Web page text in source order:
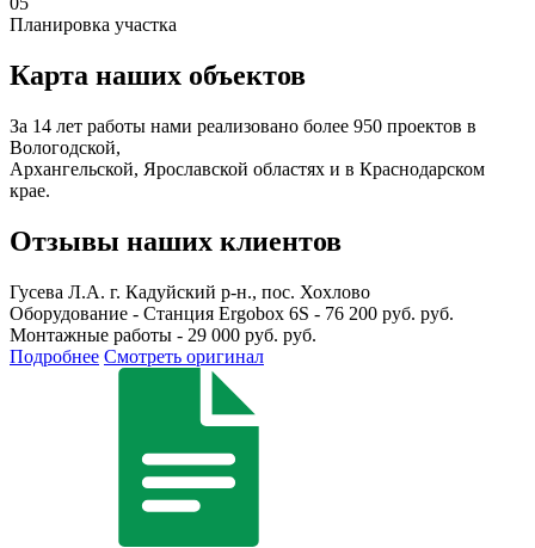
Планировка участка
Карта наших объектов
За 14 лет работы нами реализовано более 950 проектов в
Вологодской,
Архангельской, Ярославской областях и в Краснодарском
крае.
Отзывы наших клиентов
Гусева Л.А. г. Кадуйский р-н., пос. Хохлово
Оборудование - Станция Ergobox 6S - 76 200 руб. руб.
Монтажные работы - 29 000 руб. руб.
Подробнее Смотреть оригинал